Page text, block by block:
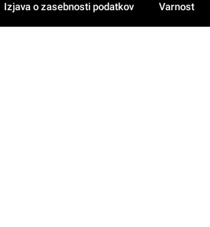
Izjava o zasebnosti podatkov Varnost